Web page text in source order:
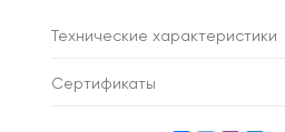
Технические характеристики
Сертификаты